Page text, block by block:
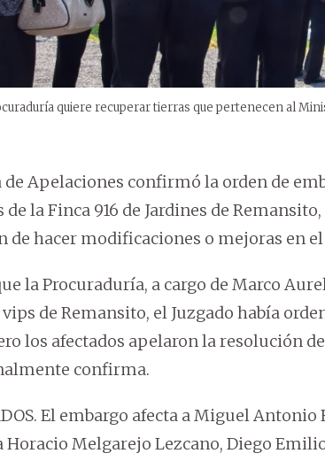
quiere recuperar tierras que pertenecen al
de Apelaciones confirmó la orden de
la Finca 916 de Jardines de
de hacer modificaciones o mejoras en
la Procuraduría, a cargo de Marco
de Remansito, el Juzgado había
los afectados apelaron la resolución
confirma.
El embargo afecta a Miguel Antonio
Horacio Melgarejo Lezcano, Diego